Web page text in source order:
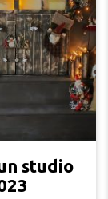
studio